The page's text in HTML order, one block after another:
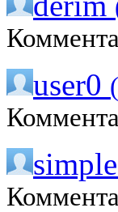
user0
simple